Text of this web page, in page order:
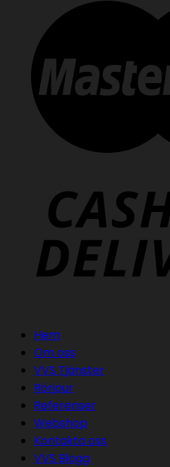
Hem
Om oss
VVS Tjänster
Rörjour
Referenser
Webshop
Kontakta oss
VVS Blogg